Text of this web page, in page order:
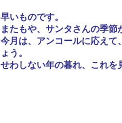
早いものです。
またもや、サンタさんの季節
今月は、アンコールに応えて
ょう。
せわしない年の暮れ、これを